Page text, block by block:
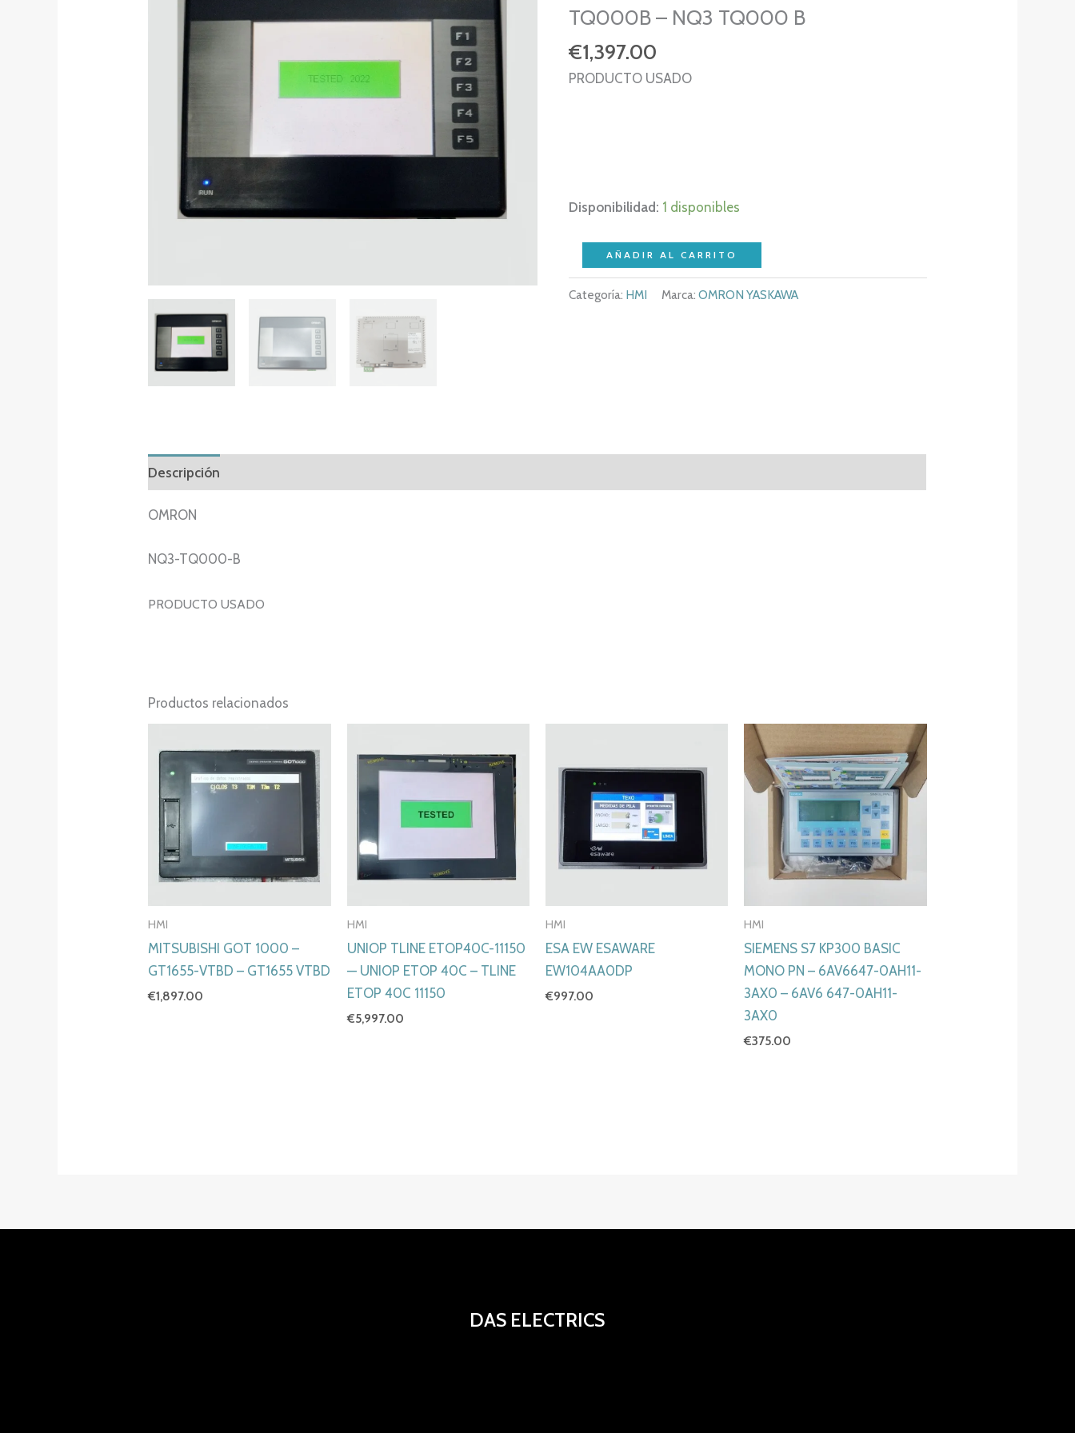
TQ000B – NQ3 TQ000 B
€1,397.00
PRODUCTO USADO
Disponibilidad: 1 disponibles
OMRON
NQ3-
TQ000-
TQ000
AÑADIR AL CARRITO
Categoría: HMI Marca: OMRON YASKAWA
Descripción
OMRON
NQ3-TQ000-B
PRODUCTO USADO
Productos relacionados
HMI
MITSUBISHI GOT 1000 –
GT1655-VTBD – GT1655 VTBD
€1,897.00
HMI
UNIOP TLINE ETOP40C-11150
— UNIOP ETOP 40C – TLINE
ETOP 40C 11150
€5,997.00
HMI
ESA EW ESAWARE
EW104AA0DP
€997.00
HMI
SIEMENS S7 KP300 BASIC
MONO PN – 6AV6647-0AH11-
3AX0 – 6AV6 647-0AH11-
3AX0
€375.00
DAS ELECTRICS